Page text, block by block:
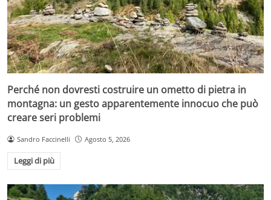
Perché non dovresti costruire un ometto di pietra in
montagna: un gesto apparentemente innocuo che può
creare seri problemi
Sandro Faccinelli Agosto 5, 2026
Leggi di più